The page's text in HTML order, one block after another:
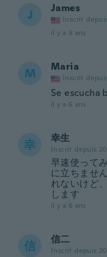
J James
Inscrit
il y a 6 ans
M Maria
Inscrit
Se escucha
il y a 6 ans
幸 幸生
Inscrit depuis
早速使って
に立ちませ
れないけど
します
il y a 6 ans
信 信二
Inscrit depuis